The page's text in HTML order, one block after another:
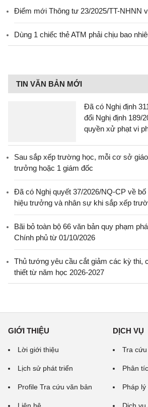
Điểm mới Thông tư 23/2025/TT-NHNN
Dùng 1 chiếc thẻ ATM phải chịu bao
TIN VĂN BẢN MỚI
Đã có Nghị định
đổi Nghị định 189/
quyền xử phạt vi
Sau sắp xếp trường học, mỗi cơ sở
trưởng hoặc 1 giám đốc
Đã có Nghị quyết 37/2026/NQ-CP về
hiệu trưởng và nhân sự khi sắp xếp
Bãi bỏ toàn bộ 66 văn bản quy phạm
Chính phủ từ 01/10/2026
Thủ tướng yêu cầu cắt giảm các kỳ thi,
thiết từ năm học 2026-2027
GIỚI THIỆU
Lời giới thiệu
Lịch sử phát triển
Profile Tra cứu văn bản
DỊCH VỤ
Tra
Phân
Pháp